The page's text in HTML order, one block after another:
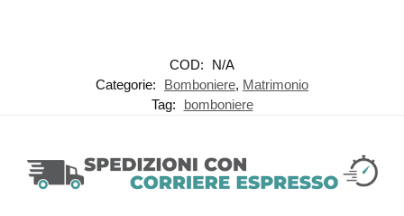
COD:
N/A
Categorie:
Bomboniere, Matrimonio
Tag:
bomboniere